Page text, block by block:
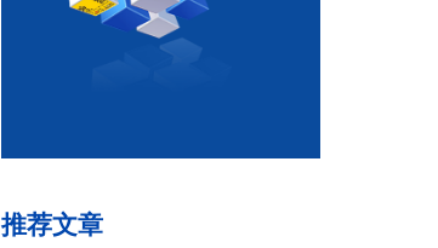
推荐文章